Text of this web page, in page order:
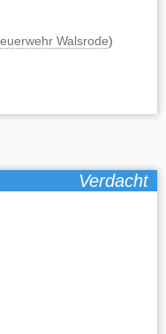
Walsrode)
Verdacht